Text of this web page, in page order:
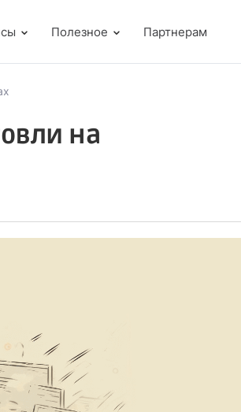
Полезное Партнерам
на